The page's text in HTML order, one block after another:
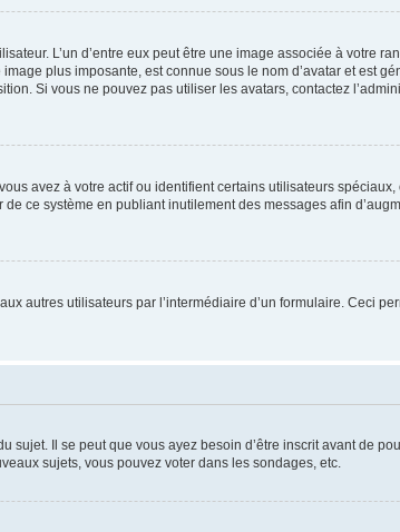
L’un d’entre eux peut être une image associée à votre
plus imposante, est connue sous le nom d’avatar et est
Si vous ne pouvez pas utiliser les avatars, contactez
avez à votre actif ou identifient certains utilisateurs
ce système en publiant inutilement des messages afin
autres utilisateurs par l’intermédiaire d’un formulaire. Ceci
Il se peut que vous ayez besoin d’être inscrit avant de
sujets, vous pouvez voter dans les sondages, etc.